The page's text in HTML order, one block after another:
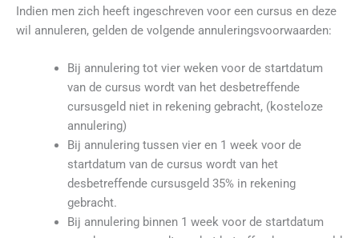
Indien men zich heeft ingeschreven voor een cursus en deze
wil annuleren, gelden de volgende annuleringsvoorwaarden:
Bij annulering tot vier weken voor de startdatum
van de cursus wordt van het desbetreffende
cursusgeld niet in rekening gebracht, (kosteloze
annulering)
Bij annulering tussen vier en 1 week voor de
startdatum van de cursus wordt van het
desbetreffende cursusgeld 35% in rekening
gebracht.
Bij annulering binnen 1 week voor de startdatum